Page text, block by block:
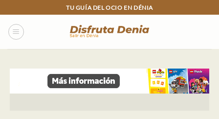
to
content
TU GUÍA DEL OCIO EN DÉNIA